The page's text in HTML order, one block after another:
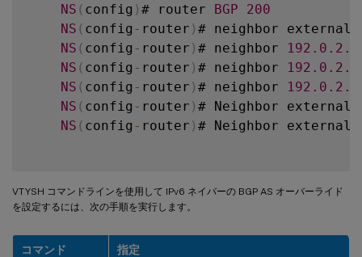
NS ( config ) # router BGP
200
NS ( config - router ) # neighbor external
NS ( config - router ) # neighbor 192.0 .2
NS ( config - router ) # neighbor 192.0 .2
NS ( config - router ) # neighbor 192.0 .2
NS ( config - router ) # Neighbor external
NS ( config - router ) # Neighbor external
VTYSH コマンドラインを使用して IPv6 ネイバーの BGP AS オーバーライド
を設定するには、次の手順を実行します。
コマンド 指定